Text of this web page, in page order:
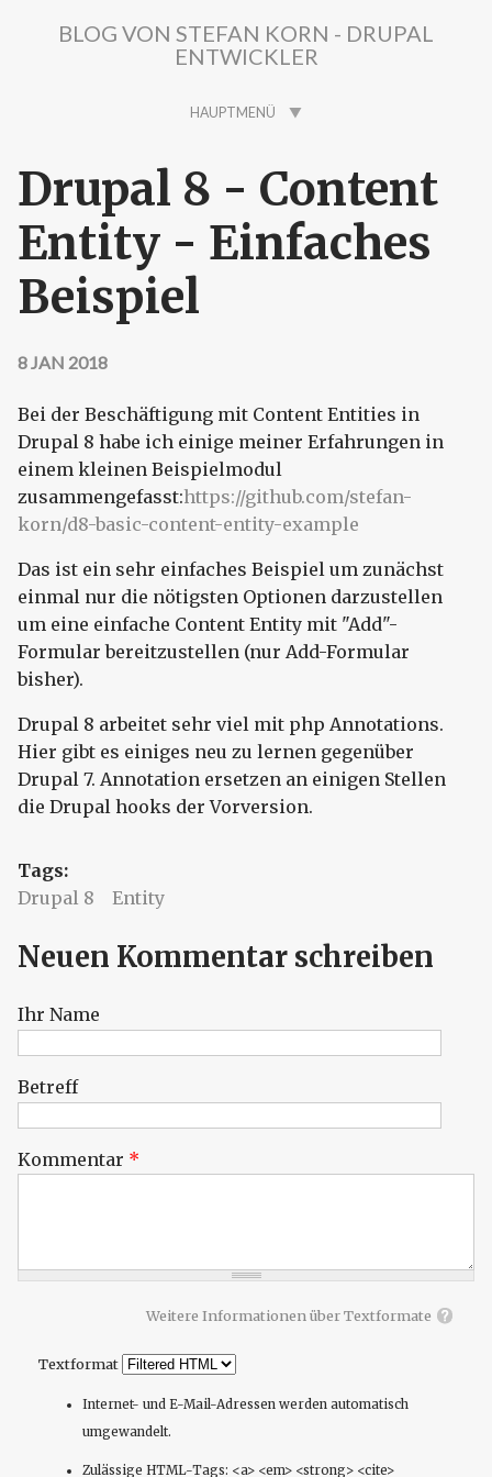
BLOG VON STEFAN KORN - DRUPAL
ENTWICKLER
HAUPTMENÜ
Drupal 8 - Content
Entity - Einfaches
Beispiel
8 JAN 2018
Bei der Beschäftigung mit Content Entities in
Drupal 8 habe ich einige meiner Erfahrungen in
einem kleinen Beispielmodul
zusammengefasst:https://github.com/stefan-
korn/d8-basic-content-entity-example
Das ist ein sehr einfaches Beispiel um zunächst
einmal nur die nötigsten Optionen darzustellen
um eine einfache Content Entity mit "Add"-
Formular bereitzustellen (nur Add-Formular
bisher).
Drupal 8 arbeitet sehr viel mit php Annotations.
Hier gibt es einiges neu zu lernen gegenüber
Drupal 7. Annotation ersetzen an einigen Stellen
die Drupal hooks der Vorversion.
Tags:
Drupal 8
Entity
Neuen Kommentar schreiben
Ihr Name
Betreff
Kommentar *
Weitere Informationen über Textformate
Textformat
Internet- und E-Mail-Adressen werden automatisch
umgewandelt.
Zulässige HTML-Tags: <a> <em> <strong> <cite>